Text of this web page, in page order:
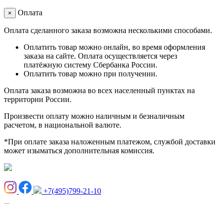
× Оплата
Оплата сделанного заказа возможна несколькими способами.
Оплатить товар можно онлайн, во время оформления
заказа на сайте. Оплата осуществляется через
платёжную систему Сбербанка России.
Оплатить товар можно при получении.
Оплата заказа возможна во всех населенный пунктах на
территории России.
Произвести оплату можно наличным и безналичным
расчетом, в национальной валюте.
*При оплате заказа наложенным платежом, службой доставки
может изыматься дополнительная комиссия.
+7(495)799-21-10